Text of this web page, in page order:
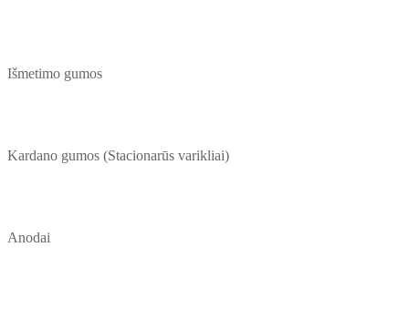
Išmetimo gumos
Kardano gumos (Stacionarūs varikliai)
Anodai